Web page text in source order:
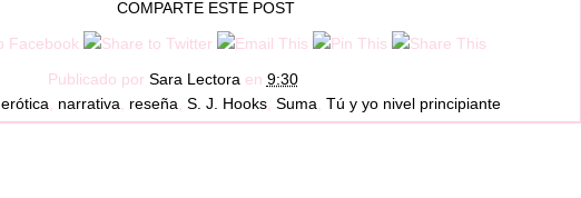
COMPARTE ESTE POST
Publicado por Sara Lectora en 9:30
erótica, narrativa, reseña, S. J. Hooks, Suma, Tú y yo nivel principiante